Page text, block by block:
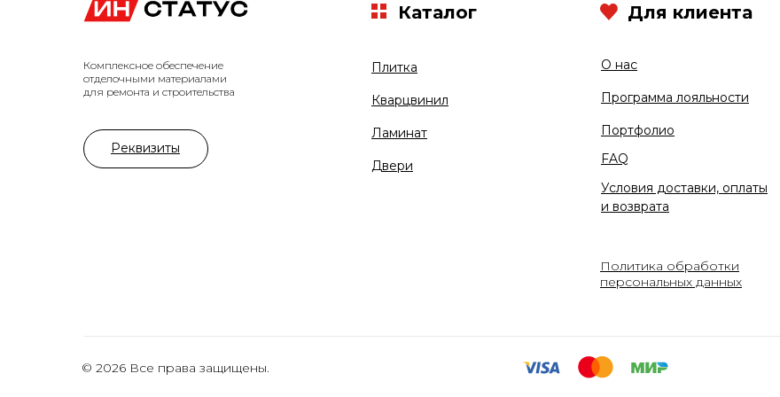
© 2026 Все права защищены.
Политика обработки
персональных данных
Комплексное обеспечение
отделочными материалами
для ремонта и строительства
Плитка
Кварцвинил
О нас
Ламинат
Программа лояльности
Двери
Портфолио
Условия доставки, оплаты
и возврата
FAQ
Каталог Для клиента
Реквизиты